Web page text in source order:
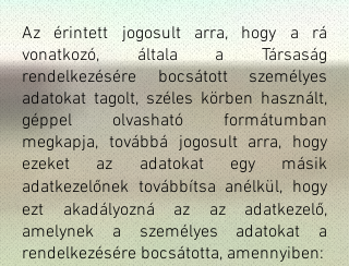
Az érintett jogosult arra, hogy a rá
vonatkozó, általa a Társaság
rendelkezésére bocsátott személyes
adatokat tagolt, széles körben használt,
géppel olvasható formátumban
megkapja, továbbá jogosult arra, hogy
ezeket az adatokat egy másik
adatkezelőnek továbbítsa anélkül, hogy
ezt akadályozná az az adatkezelő,
amelynek a személyes adatokat a
rendelkezésére bocsátotta, amennyiben: